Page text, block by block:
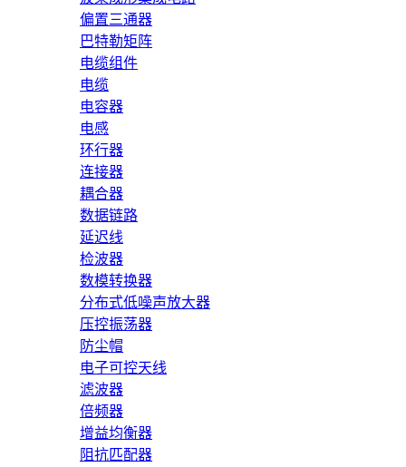
偏置三通器
巴特勒矩阵
电缆组件
电缆
电容器
电感
环行器
连接器
耦合器
数据链路
延迟线
检波器
数模转换器
分布式低噪声放大器
压控振荡器
防尘帽
电子可控天线
滤波器
倍频器
增益均衡器
阻抗匹配器